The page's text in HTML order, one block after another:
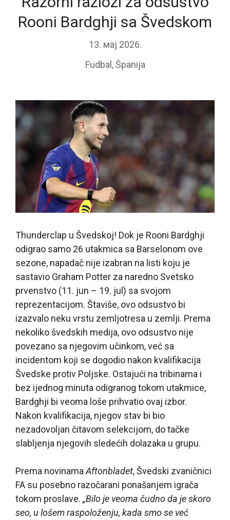
Rooni Bardghji sa Švedskom
13. мај 2026.
Fudbal ,Španija
Thunderclap u Švedskoj! Dok je Rooni Bardghji
odigrao samo 26 utakmica sa Barselonom ove
sezone, napadač nije izabran na listi koju je
sastavio Graham Potter za naredno Svetsko
prvenstvo (11. jun – 19. jul) sa svojom
reprezentacijom. Štaviše, ovo odsustvo bi
izazvalo neku vrstu zemljotresa u zemlji. Prema
nekoliko švedskih medija, ovo odsustvo nije
povezano sa njegovim učinkom, već sa
incidentom koji se dogodio nakon kvalifikacija
Švedske protiv Poljske. Ostajući na tribinama i
bez ijednog minuta odigranog tokom utakmice,
Bardghji bi veoma loše prihvatio ovaj izbor.
Nakon kvalifikacija, njegov stav bi bio
nezadovoljan čitavom selekcijom, do tačke
slabljenja njegovih sledećih dolazaka u grupu.
Prema novinama Aftonbladet, Švedski zvaničnici
FA su posebno razočarani ponašanjem igrača
tokom proslave. „Bilo je veoma čudno da je skoro
seo, u lošem raspoloženju, kada smo se već